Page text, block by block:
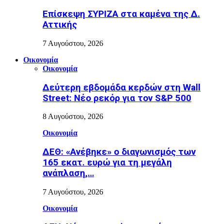
Επίσκεψη ΣΥΡΙΖΑ στα καμένα της Δ.
Αττικής
7 Αυγούστου, 2026
Οικονομία
Οικονομία
Δεύτερη εβδομάδα κερδών στη Wall
Street: Νέο ρεκόρ για τον S&P 500
8 Αυγούστου, 2026
Οικονομία
ΔΕΘ: «Ανέβηκε» ο διαγωνισμός των
165 εκατ. ευρώ για τη μεγάλη
ανάπλαση,…
7 Αυγούστου, 2026
Οικονομία